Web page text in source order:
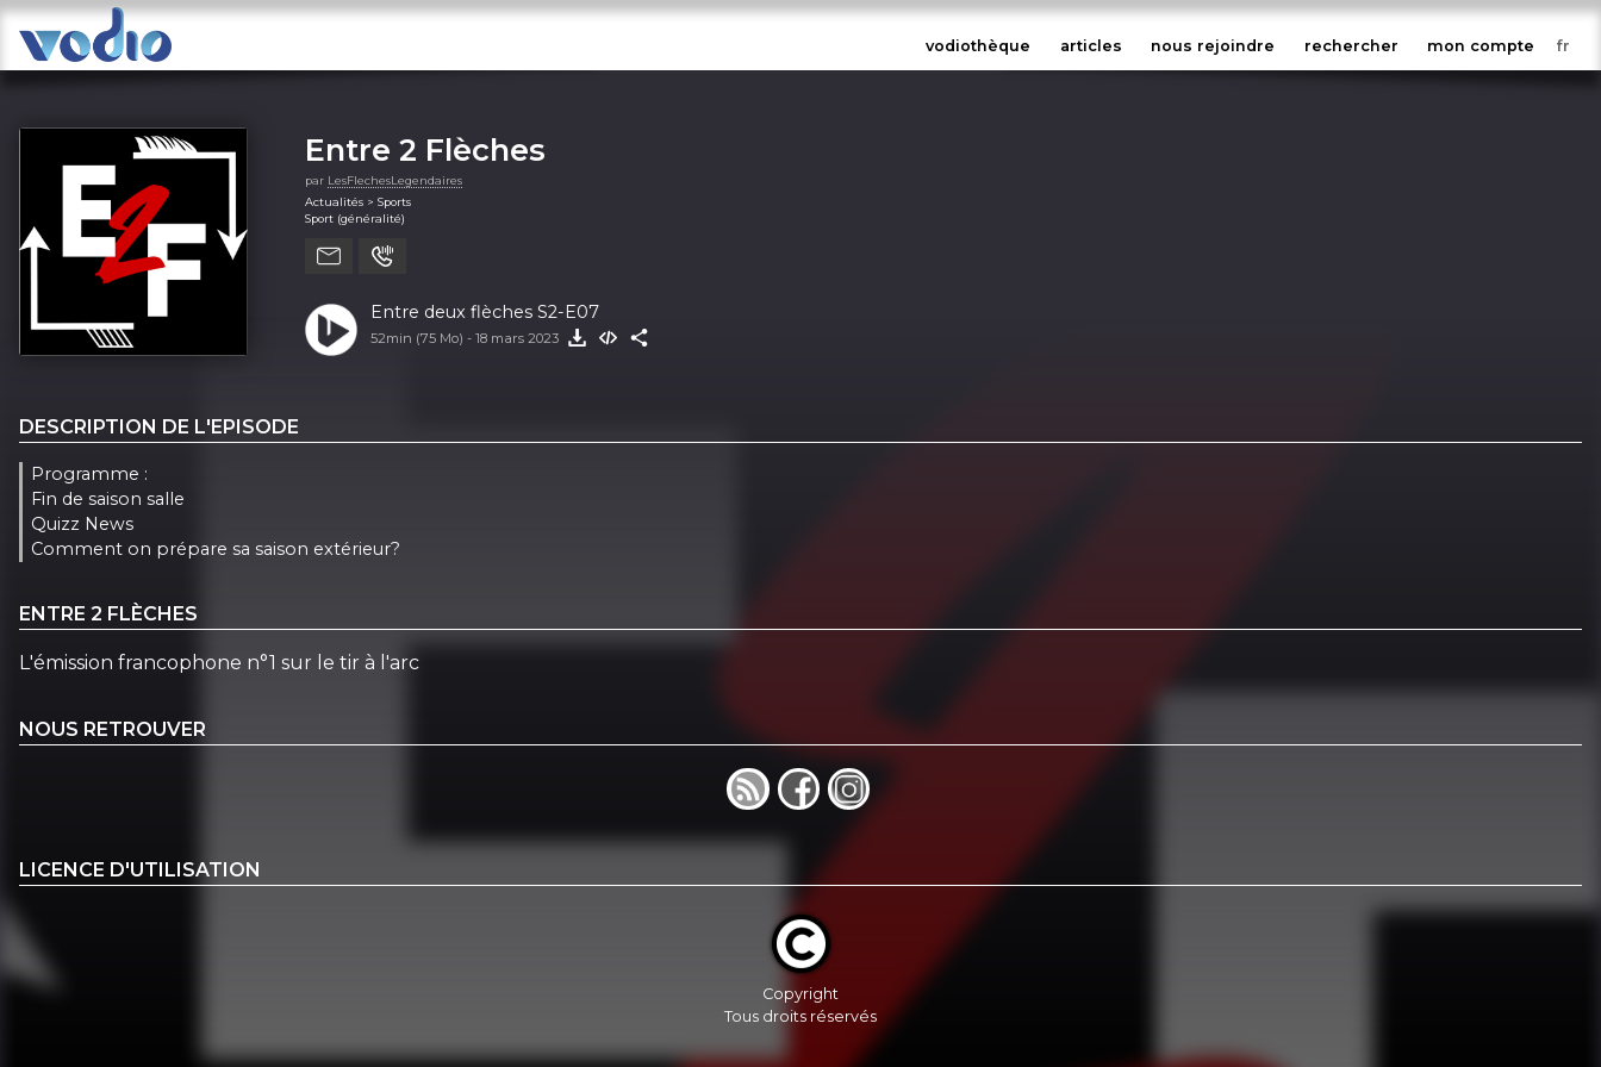
vodiothèque articles nous rejoindre rechercher mon compte
Entre 2 Flèches
par LesFlechesLegendaires
Actualités > Sports
Sport (généralité)
Entre deux flèches S2-E07
52min (75 Mo) - 18 mars 2023
DESCRIPTION DE L'EPISODE
Programme :
Fin de saison salle
Quizz News
Comment on prépare sa saison extérieur?
ENTRE 2 FLÈCHES
L'émission francophone n°1 sur le tir à l'arc
NOUS RETROUVER
LICENCE D'UTILISATION
Copyright
Tous droits réservés